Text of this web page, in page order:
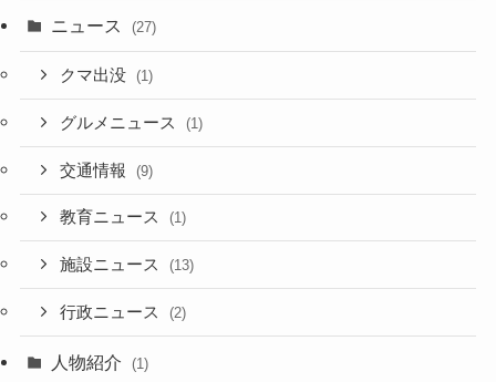
ニュース (27)
クマ出没 (1)
グルメニュース (1)
交通情報 (9)
教育ニュース (1)
施設ニュース (13)
行政ニュース (2)
人物紹介 (1)